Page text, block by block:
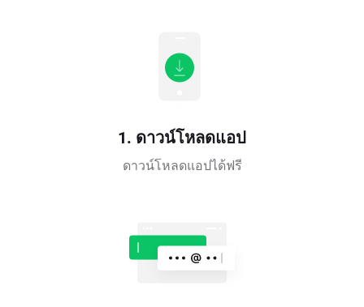
1. ดาวน์โหลดแอป
ดาวน์โหลดแอปได้ฟรี